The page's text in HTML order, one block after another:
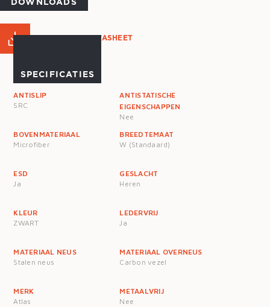
DOWNLOADS
PRODUCT DATASHEET
SPECIFICATIES
ANTISLIP
SRC
ANTISTATISCHE
EIGENSCHAPPEN
Nee
BOVENMATERIAAL
Microfiber
BREEDTEMAAT
W (Standaard)
ESD
Ja
GESLACHT
Heren
KLEUR
ZWART
LEDERVRIJ
Ja
MATERIAAL NEUS
Stalen neus
MATERIAAL OVERNEUS
Carbon vezel
MERK
Atlas
METAALVRIJ
Nee